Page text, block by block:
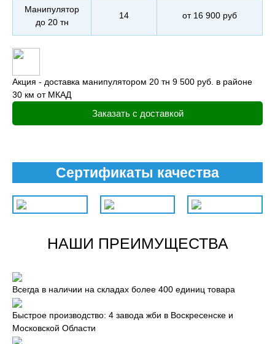
Манипулятор
до 20 тн
14 от 16 900 руб
Акция - доставка манипулятором 20 тн 9 500 руб. в районе
30 км от МКАД
Заказать с доставкой
Сертификаты качества
НАШИ ПРЕИМУЩЕСТВА
Всегда в наличии на складах более 400 единиц товара
Быстрое производство: 4 завода жби в Воскресенске и
Московской Области